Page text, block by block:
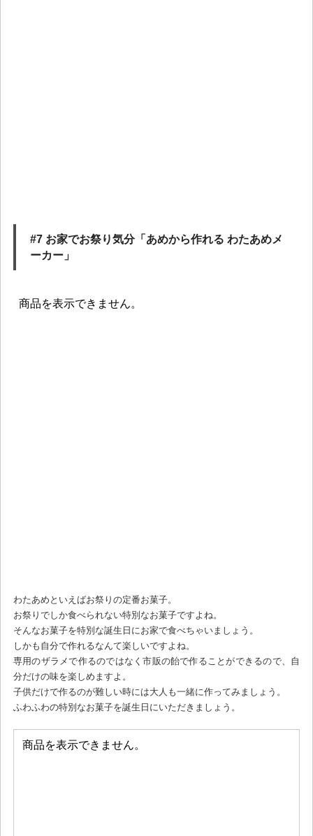
#7 お家でお祭り気分「あめから作れる わたあめメ
ーカー」
わたあめといえばお祭りの定番お菓子。
お祭りでしか食べられない特別なお菓子ですよね。
そんなお菓子を特別な誕生日にお家で食べちゃいましょう。
しかも自分で作れるなんて楽しいですよね。
専用のザラメで作るのではなく市販の飴で作ることができるので、自
分だけの味を楽しめますよ。
子供だけで作るのが難しい時には大人も一緒に作ってみましょう。
ふわふわの特別なお菓子を誕生日にいただきましょう。